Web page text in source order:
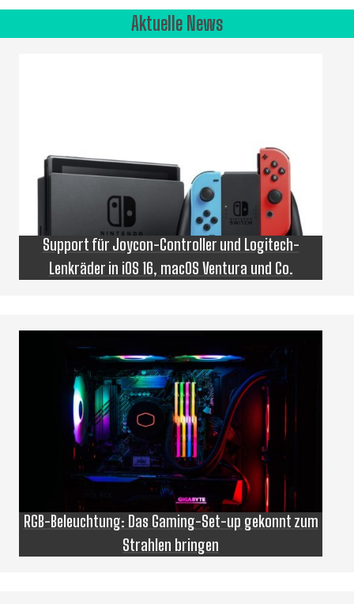
Aktuelle News
Support für Joycon-Controller und Logitech-
Lenkräder in iOS 16, macOS Ventura und Co.
RGB-Beleuchtung: Das Gaming-Set-up gekonnt zum
Strahlen bringen